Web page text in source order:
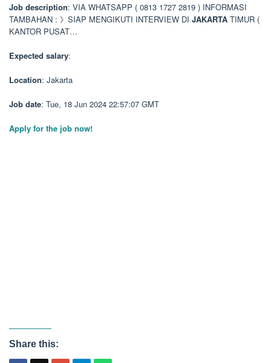
Job description: VIA WHATSAPP ( 0813 1727 2819 ) INFORMASI
TAMBAHAN : 》SIAP MENGIKUTI INTERVIEW DI JAKARTA TIMUR (
KANTOR PUSAT…
Expected salary:
Location: Jakarta
Job date: Tue, 18 Jun 2024 22:57:07 GMT
Apply for the job now!
Share this: